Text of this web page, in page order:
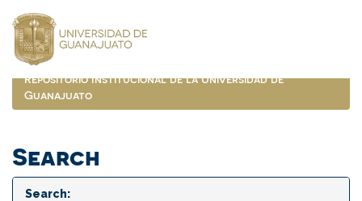
navigation
Repositorio Institucional de la Universidad de
Guanajuato
Search
Search: